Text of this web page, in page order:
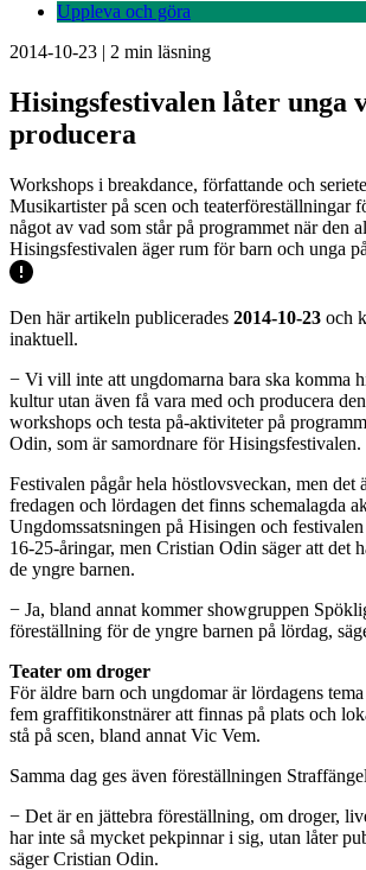
Uppleva och göra
2014-10-23 | 2 min läsning
Hisingsfestivalen låter unga
producera
Workshops i breakdance, författande och
Musikartister på scen och teaterföreställningar
något av vad som står på programmet när den
Hisingsfestivalen äger rum för barn och unga
Den här artikeln publicerades 2014-10-23 och
inaktuell.
− Vi vill inte att ungdomarna bara ska komma
kultur utan även få vara med och producera
workshops och testa på-aktiviteter på
Odin, som är samordnare för Hisingsfestivalen.
Festivalen pågår hela höstlovsveckan, men det
fredagen och lördagen det finns schemalagda
Ungdomssatsningen på Hisingen och
16-25-åringar, men Cristian Odin säger att det
de yngre barnen.
− Ja, bland annat kommer showgruppen
föreställning för de yngre barnen på lördag,
Teater om droger
För äldre barn och ungdomar är lördagens
fem graffitikonstnärer att finnas på plats och
stå på scen, bland annat Vic Vem.
Samma dag ges även föreställningen
− Det är en jättebra föreställning, om droger,
har inte så mycket pekpinnar i sig, utan låter
säger Cristian Odin.